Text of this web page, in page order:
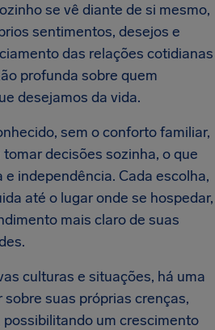
se vê diante de si mesmo,
sentimentos, desejos e
das relações cotidianas
profunda sobre quem
desejamos da vida.
sem o conforto familiar,
decisões sozinha, o que
independência. Cada escolha,
até o lugar onde se hospedar,
mais claro de suas
culturas e situações, há uma
suas próprias crenças,
um crescimento